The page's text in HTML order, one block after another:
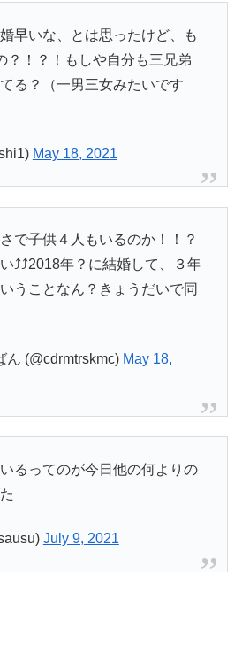
早いな、とは思ったけど、も
？！？！もしや自分も三兄弟
る？（一男三女みたいです
May 18, 2021
で子供４人もいるのか！！？
⤴️⤴️2018年？に結婚して、３年
うことなん？きょうだいで同
(@cdrmtrskmc) May 18,
るってのが今日他の何よりの
July 9, 2021